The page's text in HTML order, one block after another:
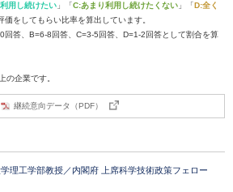
用し続けたい 」「C:あまり利用し続けたくない 」「D:全く
価をしてもらい比率を算出しています。
答、B=6-8回答、C=3-5回答、D=1-2回答として割合を算
の企業です。
継続意向データ（PDF）
理工学部教授／内閣府 上席科学技術政策フェロー